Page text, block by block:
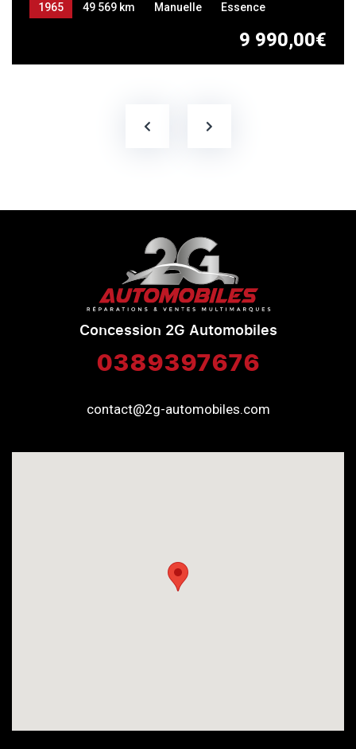
9 990,00€
1965 49 569 km Manuelle Essence
Concession 2G Automobiles
0389397676
contact@2g-automobiles.com